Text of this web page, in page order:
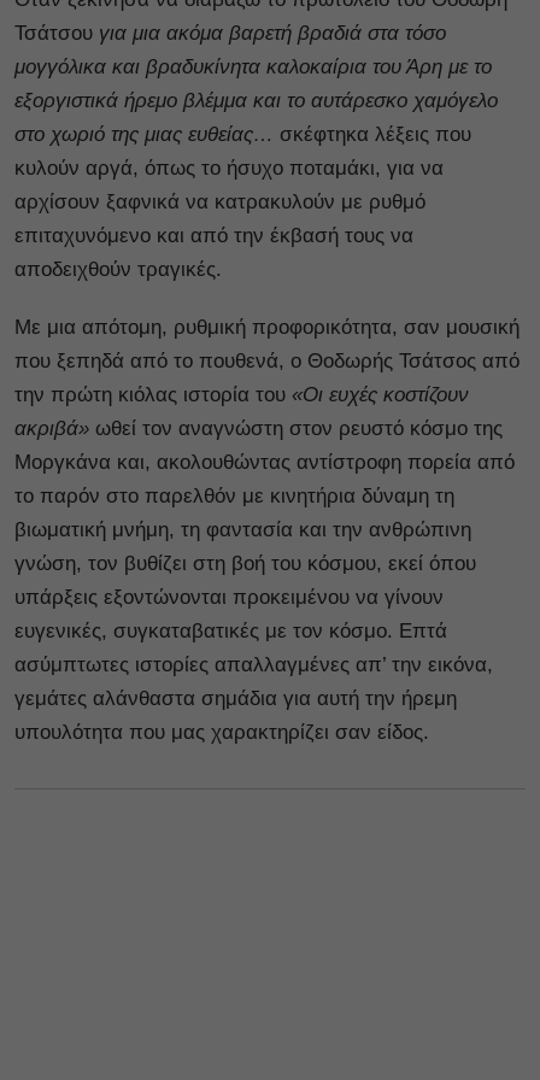
Τσάτσου για μια ακόμα βαρετή βραδιά στα τόσο
μογγόλικα και βραδυκίνητα καλοκαίρια του Άρη με το
εξοργιστικά ήρεμο βλέμμα και το αυτάρεσκο χαμόγελο
στο χωριό της μιας ευθείας… σκέφτηκα λέξεις που
κυλούν αργά, όπως το ήσυχο ποταμάκι, για να
αρχίσουν ξαφνικά να κατρακυλούν με ρυθμό
επιταχυνόμενο και από την έκβασή τους να
αποδειχθούν τραγικές.
Με μια απότομη, ρυθμική προφορικότητα, σαν μουσική
που ξεπηδά από το πουθενά, ο Θοδωρής Τσάτσος από
την πρώτη κιόλας ιστορία του «Οι ευχές κοστίζουν
ακριβά» ωθεί τον αναγνώστη στον ρευστό κόσμο της
Μοργκάνα και, ακολουθώντας αντίστροφη πορεία από
το παρόν στο παρελθόν με κινητήρια δύναμη τη
βιωματική μνήμη, τη φαντασία και την ανθρώπινη
γνώση, τον βυθίζει στη βοή του κόσμου, εκεί όπου
υπάρξεις εξοντώνονται προκειμένου να γίνουν
ευγενικές, συγκαταβατικές με τον κόσμο. Επτά
ασύμπτωτες ιστορίες απαλλαγμένες απ’ την εικόνα,
γεμάτες αλάνθαστα σημάδια για αυτή την ήρεμη
υπουλότητα που μας χαρακτηρίζει σαν είδος.